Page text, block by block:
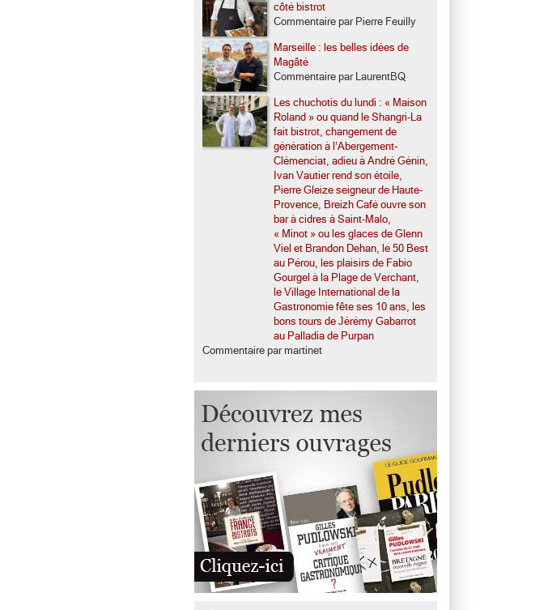
côté bistrot
Commentaire par Pierre Feuilly
Marseille : les belles idées de
Magâté
Commentaire par LaurentBQ
Les chuchotis du lundi : « Maison
Roland » ou quand le Shangri-La
fait bistrot, changement de
génération à l’Abergement-
Clémenciat, adieu à André Génin,
Ivan Vautier rend son étoile,
Pierre Gleize seigneur de Haute-
Provence, Breizh Café ouvre son
bar à cidres à Saint-Malo,
« Minot » ou les glaces de Glenn
Viel et Brandon Dehan, le 50 Best
au Pérou, les plaisirs de Fabio
Gourgel à la Plage de Verchant,
le Village International de la
Gastronomie fête ses 10 ans, les
bons tours de Jérémy Gabarrot
au Palladia de Purpan
Commentaire par martinet